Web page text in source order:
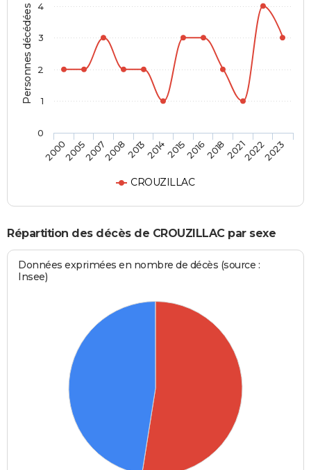
Personnes décédées
CROUZILLAC
200020052007200820132014201520162018202120222023
0
1
2
3
4
Répartition des décès de CROUZILLAC par sexe
Données exprimées en nombre de décès (source :
Insee)